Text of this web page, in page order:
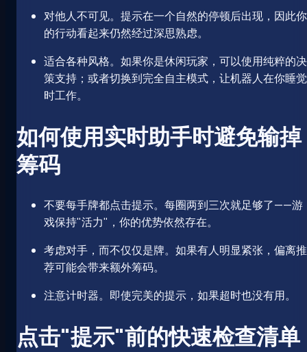
对他人不可见。提示在一个自然的停顿后出现，因此你
的行动看起来仍然经过深思熟虑。
适合各种风格。如果你是休闲玩家，可以使用纯粹的决
策支持；或者切换到完全自主模式，让机器人在你睡觉
时工作。
如何使用实时助手时避免输掉
筹码
不要每手牌都点击提示。每圈两到三次就足够了——游
戏保持"活力"，你的优势依然存在。
考虑对手，而不仅仅是牌。如果有人明显紧张，偏离推
荐可能会带来额外筹码。
注意计时器。即使完美的提示，如果超时也没有用。
点击"提示"前的快速检查清单